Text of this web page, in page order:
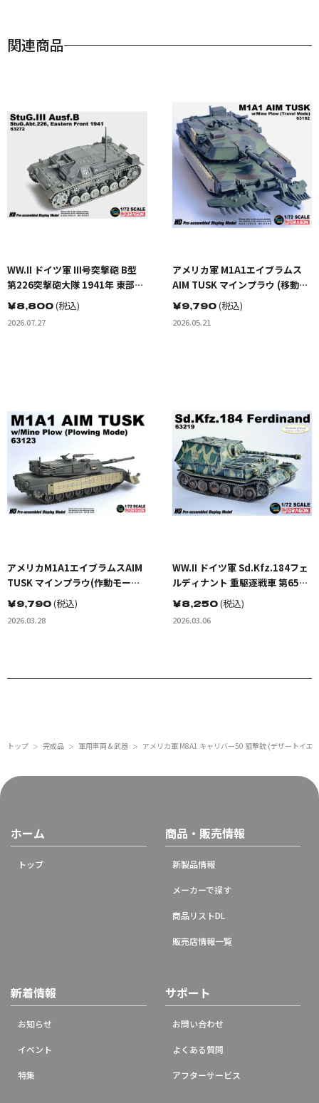
関連商品
WW.II ドイツ軍 III号突撃砲 B型
第226突撃砲大隊 1941年 東部戦
線
￥8,800(税込)
2026.07.27
アメリカ軍 M1A1エイブラムス
AIM TUSK マインプラウ (移動モ
ード)
￥9,790(税込)
2026.05.21
アメリカM1A1エイブラムスAIM
TUSK マインプラウ(作動モード)
迷彩塗装
￥9,790(税込)
2026.03.28
WW.II ドイツ軍 Sd.Kfz.184フェ
ルディナント 重駆逐戦車 第653
重戦車駆逐大隊 322号車 クルス
ク 1943 完成品
￥8,250(税込)
2026.03.06
トップ ＞ 完成品 ＞ 軍用車両 & 武器 ＞ アメリカ軍 M8A1 キャリバー50 狙撃銃 (デザートイエ
ホーム
トップ
商品・販売情報
新製品情報
メーカーで探す
商品リストDL
販売店情報一覧
新着情報
お知らせ
イベント
特集
サポート
お問い合わせ
よくある質問
アフターサービス